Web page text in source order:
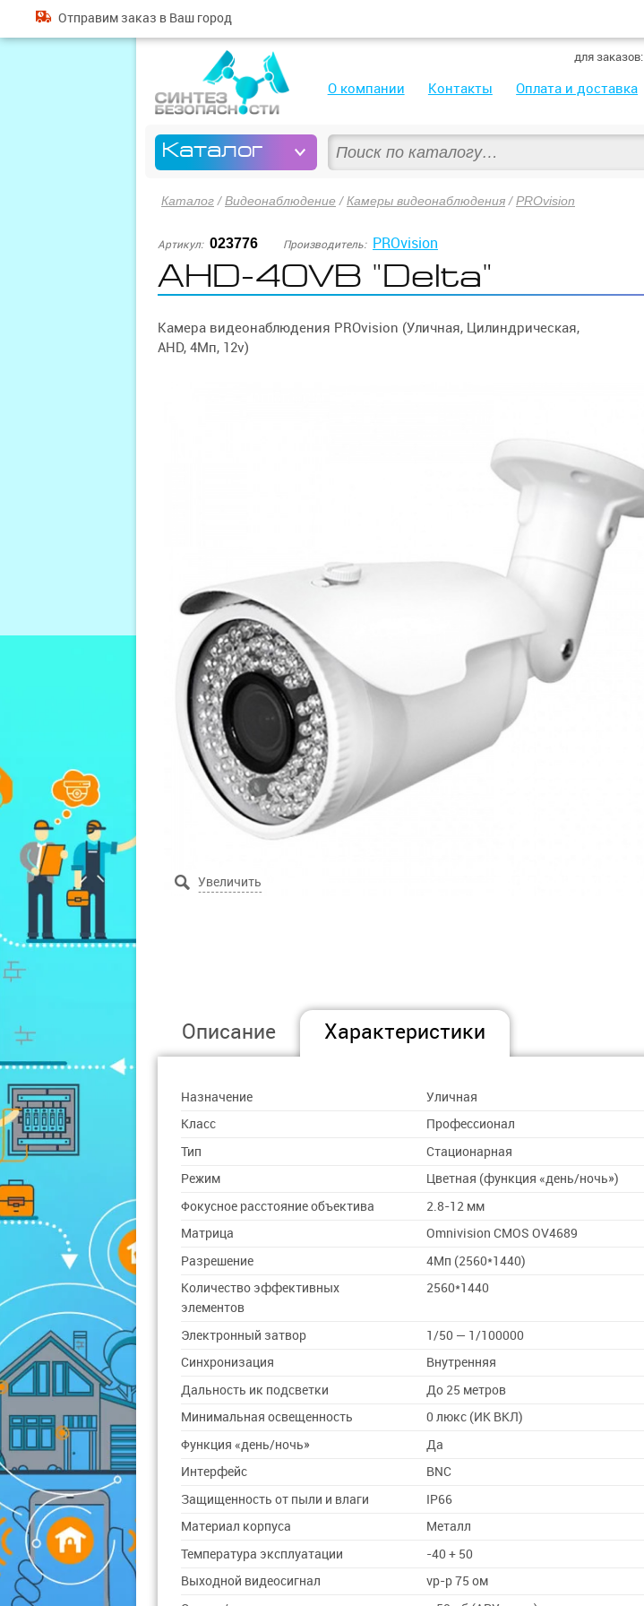
О компании Контакты Оплата и доставка
Каталог
для заказов:
Отправим заказ в Ваш город
Каталог /Видеонаблюдение /Камеры видеонаблюдения /PROvision
Артикул: 023776 Производитель: PROvision
AHD-40VB "Delta"
Камера видеонаблюдения PROvision (Уличная, Цилиндрическая,
AHD, 4Мп, 12v)
Описание Характеристики
Назначение
Уличная
Класс
Профессионал
Тип
Cтационарная
Режим
Цветная (функция «день/ночь»)
Фокусное расстояние объектива
2.8-12 мм
Матрица
Omnivision CMOS OV4689
Разрешение
4Мп (2560*1440)
Количество эффективных
элементов
2560*1440
Электронный затвор
1/50 — 1/100000
Синхронизация
Внутренняя
Дальность ик подсветки
До 25 метров
Минимальная освещенность
0 люкс (ИК ВКЛ)
Функция «день/ночь»
Да
Интерфейс
BNC
Защищенность от пыли и влаги
IP66
Материал корпуса
Металл
Температура эксплуатации
-40 + 50
Выходной видеосигнал
vp-p 75 ом